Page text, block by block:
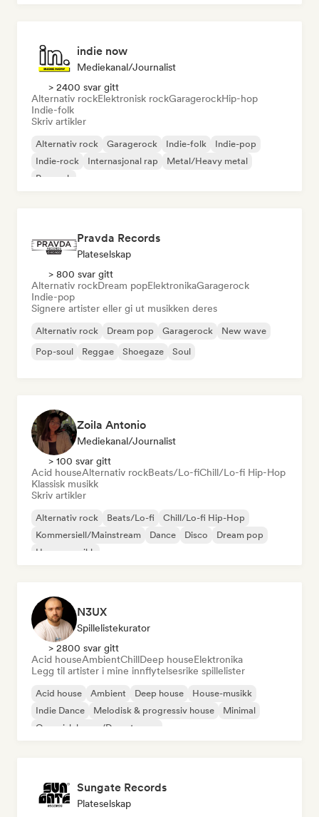
indie now
Mediekanal/journalist
> 2400 svar gitt
Alternativ rockElektronisk rockGaragerockHip-hop
Indie-folk
Skriv artikler
Alternativ rock Garagerock Indie-folk
Indie-pop
Indie-rock
Internasjonal rap
Metal/Heavy metal
Poprock
Pravda Records
Plateselskap
> 800 svar gitt
Alternativ rockDream popElektronikaGaragerock
Indie-pop
Signere artister eller gi ut musikken deres
Alternativ rock Dream pop Garagerock
New wave
Pop-soul
Reggae Shoegaze Soul
Zoila Antonio
Mediekanal/journalist
> 100 svar gitt
Acid houseAlternativ rockBeats/Lo-fiChill/Lo-fi Hip-Hop
Klassisk musikk
Skriv artikler
Alternativ rock Beats/Lo-fi
Chill/Lo-fi Hip-Hop
Kommersiell/Mainstream
Dance Disco
Dream pop
House-musikk
N3UX
Spillelistekurator
> 2800 svar gitt
Acid houseAmbientChillDeep houseElektronika
Legg til artister i mine innflytelsesrike spillelister
Acid house Ambient Deep house
House-musikk
Indie Dance
Melodisk & progressiv house
Minimal
Organisk house/Downtempo
Sungate Records
Plateselskap